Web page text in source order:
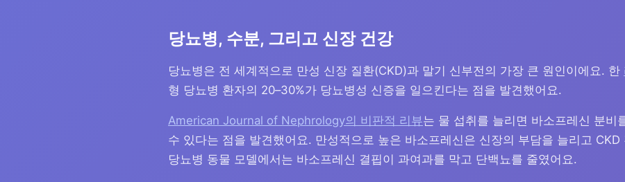
당뇨병, 수분, 그리고 신장 건강
당뇨병은 전 세계적으로 만성 신장 질환(CKD)과 말기 신부전의 가장 큰 원인이에요. 한
형 당뇨병 환자의 20–30%가 당뇨병성 신증을 일으킨다는 점을 발견했어요.
American Journal of Nephrology의 비판적 리뷰는 물 섭취를 늘리면 바소프레신 분비
수 있다는 점을 발견했어요. 만성적으로 높은 바소프레신은 신장의 부담을 늘리고
당뇨병 동물 모델에서는 바소프레신 결핍이 과여과를 막고 단백뇨를 줄였어요.